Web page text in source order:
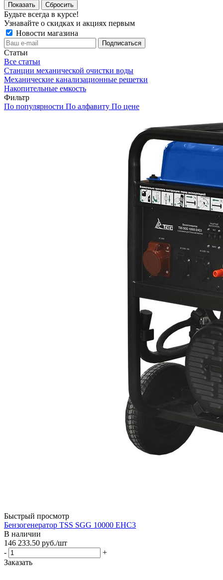
Сбросить
Будьте всегда в курсе!
Узнавайте о скидках и акциях первым
Новости магазина
Статьи
Все статьи
Станции механической очистки воды
Механические канализационные решетки
Накопительные емкость
Фильтр
По популярности По алфавиту По цене
Быстрый просмотр
Бензогенератор TSS SGG 10000 EHC3
В наличии
146 233.50 руб./шт
-
+
Заказать